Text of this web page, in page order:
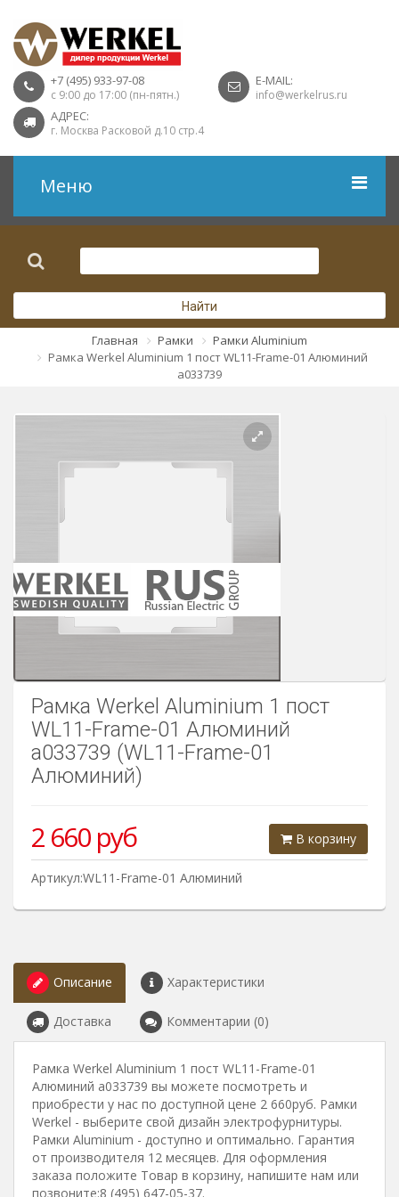
+7 (495) 933-97-08
с 9:00 до 17:00 (пн-пятн.)
E-MAIL:
info@werkelrus.ru
АДРЕС:
г. Москва Расковой д.10 стр.4
Меню
Розетки USB
Розетки ТВ
Розетки Интернет
Найти
Главная Рамки
Рамки Aluminium
Рамка Werkel Aluminium 1 пост WL11-Frame-01 Алюминий
a033739
Рамка Werkel Aluminium 1 пост
WL11-Frame-01 Алюминий
a033739 (WL11-Frame-01
Алюминий)
В корзину
2 660руб
Артикул:WL11-Frame-01 Алюминий
Описание Характеристики
Доставка Комментарии (0)
Рамка Werkel Aluminium 1 пост WL11-Frame-01
Алюминий a033739 вы можете посмотреть и
приобрести у нас по доступной цене 2 660руб. Рамки
Werkel - выберите свой дизайн электрофурнитуры.
Рамки Aluminium - доступно и оптимально. Гарантия
от производителя 12 месяцев. Для оформления
заказа положите Товар в корзину, напишите нам или
позвоните:8 (495) 647-05-37.